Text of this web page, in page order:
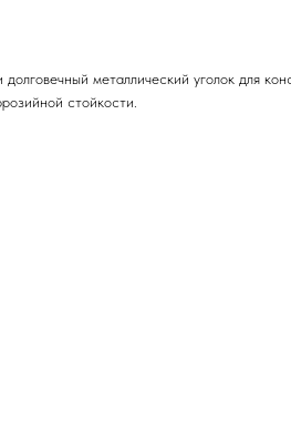
металлический уголок для
стойкости.